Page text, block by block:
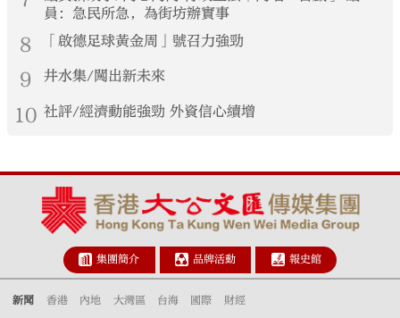
員：急民所急，為街坊辦實事
8 「啟德足球黃金周」號召力強勁
9 井水集/闖出新未來
10 社評/經濟動能強勁 外資信心續增
集團簡介 品牌活動 報史館
新聞 香港 內地 大灣區 台海 國際 財經